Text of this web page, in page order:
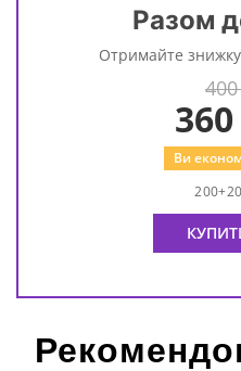
Разом
Отримайте
360
Ви